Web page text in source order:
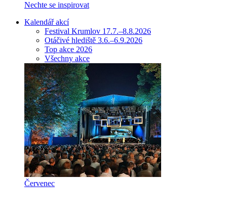
Nechte se inspirovat
Kalendář akcí
Festival Krumlov 17.7.–8.8.2026
Otáčivé hlediště 3.6.–6.9.2026
Top akce 2026
Všechny akce
Červenec